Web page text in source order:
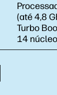
(até 4,8
Turbo
14